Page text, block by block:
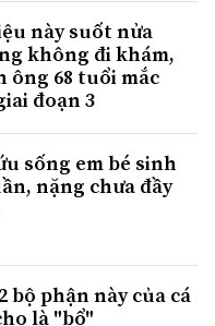
này suốt nửa
không đi khám,
ông 68 tuổi mắc
đoạn 3
sống em bé sinh
nặng chưa đầy
bộ phận này của cá
là "bổ"